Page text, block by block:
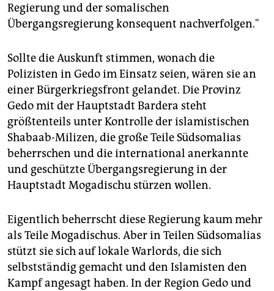
Regierung und der somalischen
Übergangsregierung konsequent nachverfolgen."
Sollte die Auskunft stimmen, wonach die
Polizisten in Gedo im Einsatz seien, wären sie an
einer Bürgerkriegsfront gelandet. Die Provinz
Gedo mit der Hauptstadt Bardera steht
größtenteils unter Kontrolle der islamistischen
Shabaab-Milizen, die große Teile Südsomalias
beherrschen und die international anerkannte
und geschützte Übergangsregierung in der
Hauptstadt Mogadischu stürzen wollen.
Eigentlich beherrscht diese Regierung kaum mehr
als Teile Mogadischus. Aber in Teilen Südsomalias
stützt sie sich auf lokale Warlords, die sich
selbstständig gemacht und den Islamisten den
Kampf angesagt haben. In der Region Gedo und